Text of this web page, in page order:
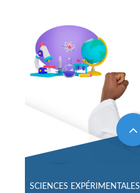
SCIENCES EXPÉRIMENTALES